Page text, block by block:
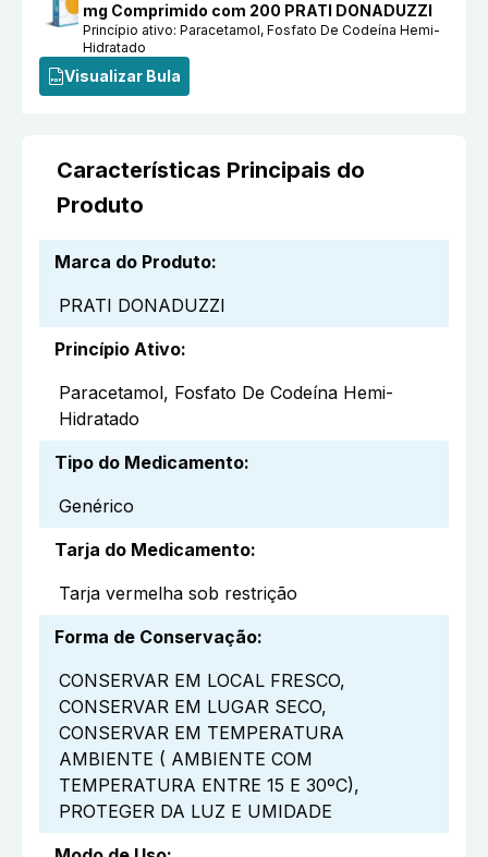
mg Comprimido com 200 PRATI DONADUZZI
Princípio ativo:Paracetamol, Fosfato De Codeína Hemi-
Hidratado
Visualizar Bula
Características Principais do
Produto
Marca do Produto:
PRATI DONADUZZI
Princípio Ativo:
Paracetamol, Fosfato De Codeína Hemi-
Hidratado
Tipo do Medicamento:
Genérico
Tarja do Medicamento:
Tarja vermelha sob restrição
Forma de Conservação:
CONSERVAR EM LOCAL FRESCO,
CONSERVAR EM LUGAR SECO,
CONSERVAR EM TEMPERATURA
AMBIENTE ( AMBIENTE COM
TEMPERATURA ENTRE 15 E 30ºC),
PROTEGER DA LUZ E UMIDADE